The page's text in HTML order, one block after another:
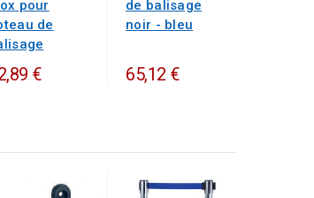
pour
de
€
de balisage
noir - bleu
65,12 €